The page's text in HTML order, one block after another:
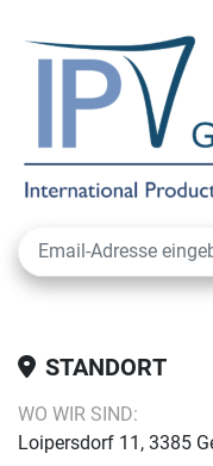
STANDORT
WO WIR SIND:
Loipersdorf 11, 3385